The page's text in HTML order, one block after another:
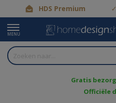
HDS Premium
MENU
Gratis
Officiële